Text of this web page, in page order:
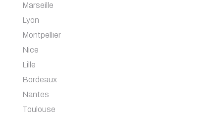
Marseille
Lyon
Montpellier
Nice
Lille
Bordeaux
Nantes
Toulouse